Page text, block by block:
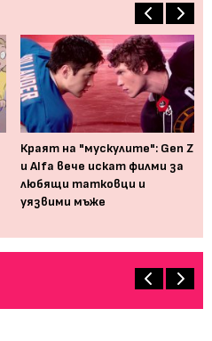
Краят на "мускулите": Gen Z
и Alfa вече искат филми за
любящи татковци и
уязвими мъже